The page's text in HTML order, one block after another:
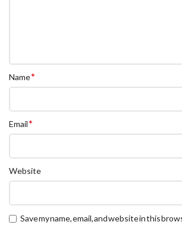
Name*
Email*
Website
Save my name, email, and website in this